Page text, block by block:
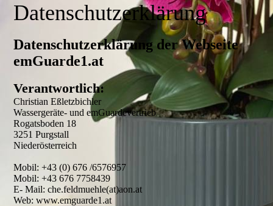
Datenschutzerklärung
Datenschutzerklärung der Webseite
emGuarde1.at
Verantwortlich:
Christian Eßletzbichler
Wassergeräte- und emGuardevertrieb
Rogatsboden 18
3251 Purgstall
Niederösterreich
Mobil: +43 (0) 676 /6576957
Mobil: +43 676 7758439
E- Mail: che.feldmuehle(at)aon.at
Web: www.emguarde1.at